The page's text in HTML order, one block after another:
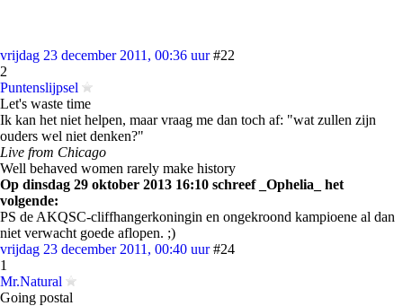
vrijdag 23 december 2011, 00:36 uur #22
2
Puntenslijpsel
Let's waste time
Ik kan het niet helpen, maar vraag me dan toch af: "wat zullen zijn
ouders wel niet denken?"
Live from Chicago
Well behaved women rarely make history
Op dinsdag 29 oktober 2013 16:10 schreef
_Ophelia_
het
volgende:
PS de AKQSC-cliffhangerkoningin en ongekroond kampioene al dan
niet verwacht goede aflopen. ;)
vrijdag 23 december 2011, 00:40 uur #24
1
Mr.Natural
Going postal